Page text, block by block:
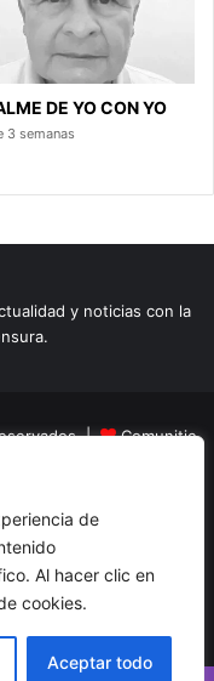
de
Al hacer clic en
cookies.
Aceptar todo
DE YO CON YO
3 semanas
y noticias con la
|
Comunitic
Turismo
Reportajes
Instagram